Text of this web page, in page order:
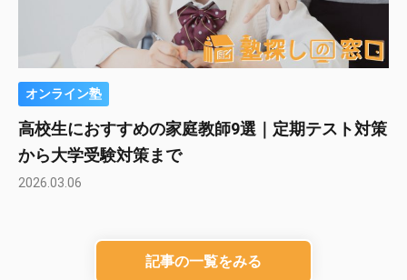
オンライン塾
高校生におすすめの家庭教師9選｜定期テスト対策
から大学受験対策まで
2026.03.06
記事の一覧をみる